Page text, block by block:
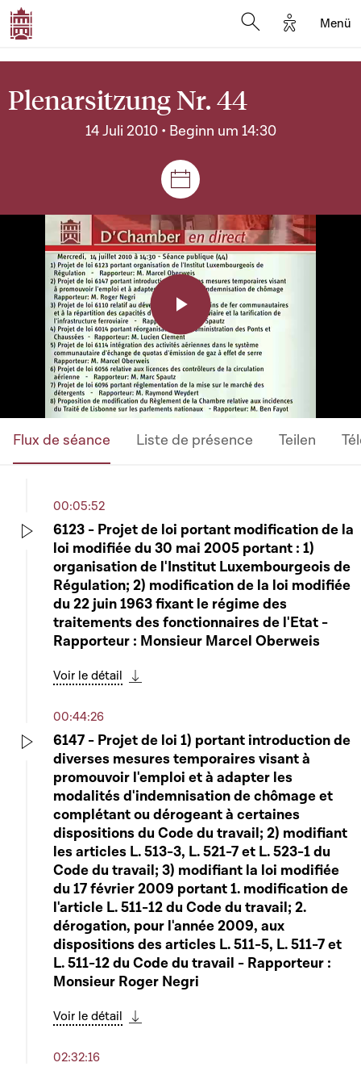
Options
Menü
Plenarsitzung Nr. 44
14 Juli 2010 • Beginn um 14:30
Plenar- und
Play
Video
Flux de séance Liste de présence Teilen
00:05:52
6123 - Projet de loi portant modification de la
loi modifiée du 30 mai 2005 portant : 1)
organisation de l'Institut Luxembourgeois de
Régulation; 2) modification de la loi modifiée
du 22 juin 1963 fixant le régime des
traitements des fonctionnaires de l'Etat -
Rapporteur : Monsieur Marcel Oberweis
Voir le détail
00:44:26
6147 - Projet de loi 1) portant introduction de
diverses mesures temporaires visant à
promouvoir l'emploi et à adapter les
modalités d'indemnisation de chômage et
complétant ou dérogeant à certaines
dispositions du Code du travail; 2) modifiant
les articles L. 513-3, L. 521-7 et L. 523-1 du
Code du travail; 3) modifiant la loi modifiée
du 17 février 2009 portant 1. modification de
l'article L. 511-12 du Code du travail; 2.
dérogation, pour l'année 2009, aux
dispositions des articles L. 511-5, L. 511-7 et
L. 511-12 du Code du travail - Rapporteur :
Monsieur Roger Negri
Voir le détail
02:32:16